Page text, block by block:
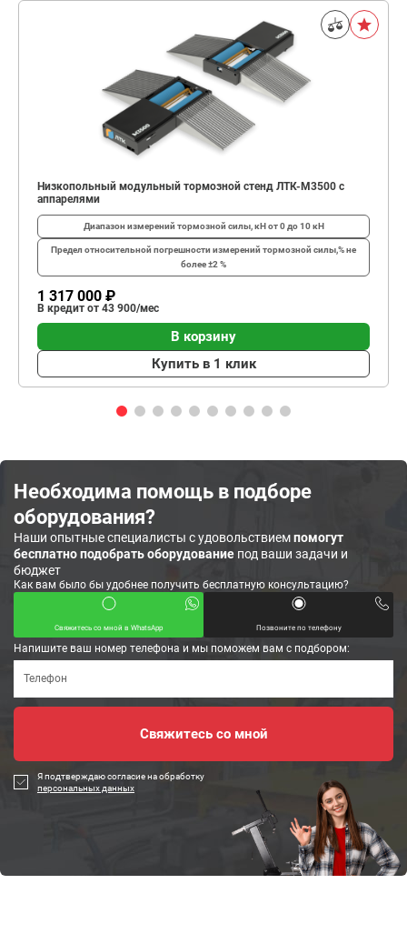
Низкопольный модульный тормозной стенд ЛТК-М3500 с
аппарелями
Диапазон измерений тормозной силы, кНот 0 до 10 кН
Предел относительной погрешности измерений тормозной силы,%не
более ±2 %
1 317 000 ₽
В кредит от 43 900/мес
В корзину
Купить в 1 клик
Необходима помощь в подборе
оборудования?
Наши опытные специалисты с удовольствиемпомогут
бесплатно подобрать оборудование под ваши задачи и
бюджет
Как вам было бы удобнее получить бесплатную консультацию?
Свяжитесь со мной в WhatsApp Позвоните по телефону
Напишите ваш номер телефона и мы поможем вам с подбором:
Я подтверждаю согласие на обработку
персональных данных